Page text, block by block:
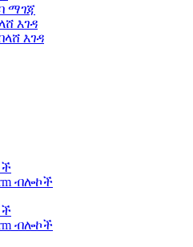
ማገጃ
እገዳ
እገዳ
ብሎኮች
ብሎኮች